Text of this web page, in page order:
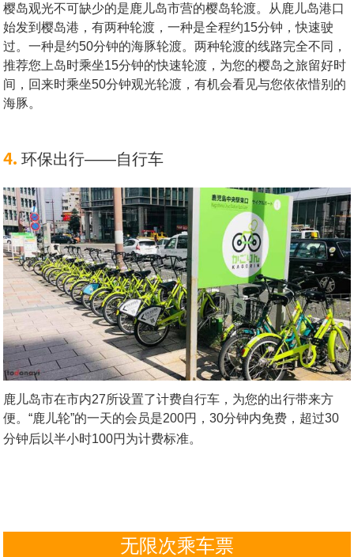
樱岛观光不可缺少的是鹿儿岛市营的樱岛轮渡。从鹿儿岛港口
始发到樱岛港，有两种轮渡，一种是全程约15分钟，快速驶
过。一种是约50分钟的海豚轮渡。两种轮渡的线路完全不同，
推荐您上岛时乘坐15分钟的快速轮渡，为您的樱岛之旅留好时
间，回来时乘坐50分钟观光轮渡，有机会看见与您依依惜别的
海豚。
4.环保出行——自行车
鹿儿岛市在市内27所设置了计费自行车，为您的出行带来方
便。“鹿儿轮”的一天的会员是200円，30分钟内免费，超过30
分钟后以半小时100円为计费标准。
无限次乘车票